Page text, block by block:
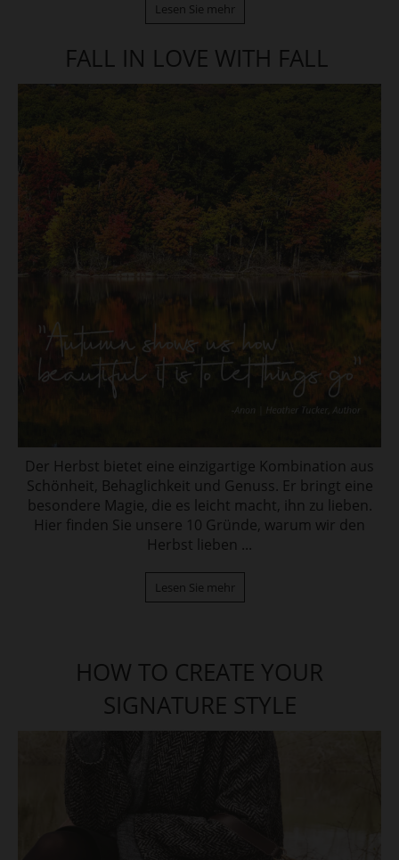
Lesen Sie mehr
FALL IN LOVE WITH FALL
Der Herbst bietet eine einzigartige Kombination aus
Schönheit, Behaglichkeit und Genuss. Er bringt eine
besondere Magie, die es leicht macht, ihn zu lieben.
Hier finden Sie unsere 10 Gründe, warum wir den
Herbst lieben ...
Lesen Sie mehr
HOW TO CREATE YOUR
SIGNATURE STYLE